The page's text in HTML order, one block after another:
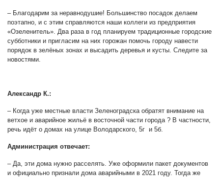
– Благодарим за неравнодушие! Большинство посадок делаем
поэтапно, и с этим справляются наши коллеги из предприятия
«Озеленитель». Два раза в год планируем традиционные городские
субботники и пригласим на них горожан помочь городу навести
порядок в зелёных зонах и высадить деревья и кусты. Следите за
новостями.
Александр К.:
– Когда уже местные власти Зеленоградска обратят внимание на
ветхое и аварийное жильё в восточной части города ? В частности,
речь идёт о домах на улице Володарского, 5г и 5б.
Администрация отвечает:
– Да, эти дома нужно расселять. Уже оформили пакет документов
и официально признали дома аварийными в 2021 году. Тогда же